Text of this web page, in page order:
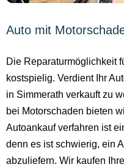
Auto mit
Die Reparaturmöglichkeit
kostspielig. Verdient Ihr
in Simmerath verkauft zu
bei Motorschaden bieten
Autoankauf verfahren ist
denn es ist schwierig, ein
abzuliefern. Wir kaufen